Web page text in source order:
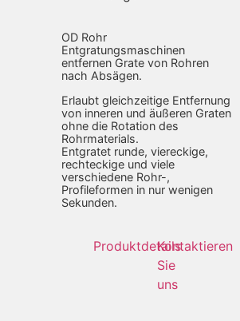
OD Rohr
Entgratungsmaschinen
entfernen Grate von Rohren
nach Absägen.
Erlaubt gleichzeitige Entfernung
von inneren und äußeren Graten
ohne die Rotation des
Rohrmaterials.
Entgratet runde, viereckige,
rechteckige und viele
verschiedene Rohr-,
Profileformen in nur wenigen
Sekunden.
ProduktdetailsKontaktieren
Sie
uns